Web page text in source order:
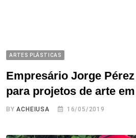
ARTES PLÁSTICAS
Empresário Jorge
para projetos de arte
BYACHEIUSA 16/05/2019